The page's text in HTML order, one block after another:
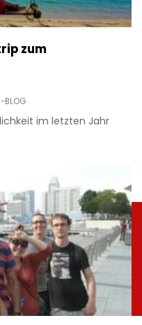
zum
BLOG
im letzten Jahr